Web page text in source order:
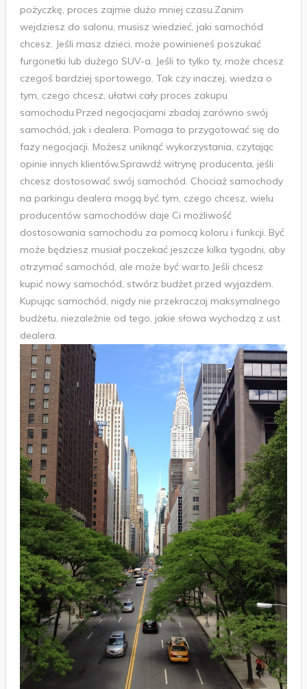
pożyczkę, proces zajmie dużo mniej czasu.Zanim
wejdziesz do salonu, musisz wiedzieć, jaki samochód
chcesz. Jeśli masz dzieci, może powinieneś poszukać
furgonetki lub dużego SUV-a. Jeśli to tylko ty, może chcesz
czegoś bardziej sportowego. Tak czy inaczej, wiedza o
tym, czego chcesz, ułatwi cały proces zakupu
samochodu.Przed negocjacjami zbadaj zarówno swój
samochód, jak i dealera. Pomaga to przygotować się do
fazy negocjacji. Możesz uniknąć wykorzystania, czytając
opinie innych klientów.Sprawdź witrynę producenta, jeśli
chcesz dostosować swój samochód. Chociaż samochody
na parkingu dealera mogą być tym, czego chcesz, wielu
producentów samochodów daje Ci możliwość
dostosowania samochodu za pomocą koloru i funkcji. Być
może będziesz musiał poczekać jeszcze kilka tygodni, aby
otrzymać samochód, ale może być warto.Jeśli chcesz
kupić nowy samochód, stwórz budżet przed wyjazdem.
Kupując samochód, nigdy nie przekraczaj maksymalnego
budżetu, niezależnie od tego, jakie słowa wychodzą z ust
dealera.